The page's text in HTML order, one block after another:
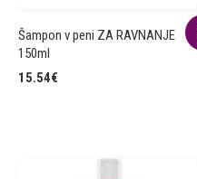
Šampon v peni ZA RAVNANJE
150ml
15.54€